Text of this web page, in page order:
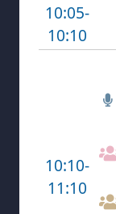
10:05-
10:10
10:10-
11:10